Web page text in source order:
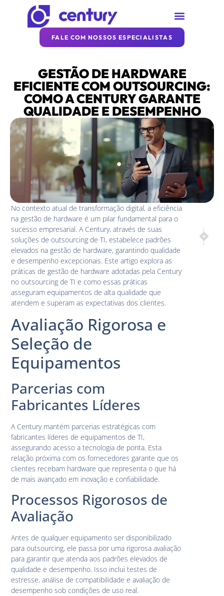
FALE COM NOSSOS ESPECIALISTAS
GESTÃO DE HARDWARE
EFICIENTE COM OUTSOURCING:
COMO A CENTURY GARANTE
QUALIDADE E DESEMPENHO
No contexto atual de transformação digital, a eficiência
na gestão de hardware é um pilar fundamental para o
sucesso empresarial. A Century, através de suas
soluções de outsourcing de TI, estabelece padrões
elevados na gestão de hardware, garantindo qualidade
e desempenho excepcionais. Este artigo explora as
práticas de gestão de hardware adotadas pela Century
no outsourcing de TI e como essas práticas
asseguram equipamentos de alta qualidade que
atendem e superam as expectativas dos clientes.
Avaliação Rigorosa e
Seleção de
Equipamentos
Parcerias com
Fabricantes Líderes
A Century mantém parcerias estratégicas com
fabricantes líderes de equipamentos de TI,
assegurando acesso a tecnologia de ponta. Esta
relação próxima com os fornecedores garante que os
clientes recebam hardware que representa o que há
de mais avançado em inovação e confiabilidade.
Processos Rigorosos de
Avaliação
Antes de qualquer equipamento ser disponibilizado
para outsourcing, ele passa por uma rigorosa avaliação
para garantir que atenda aos padrões elevados de
qualidade e desempenho. Isso inclui testes de
estresse, análise de compatibilidade e avaliação de
desempenho sob condições de uso real.